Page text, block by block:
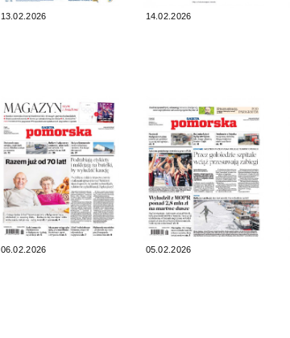
13.02.2026 14.02.2026
06.02.2026 05.02.2026